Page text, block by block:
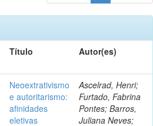
Título Autor(es)
Neoextrativismo
e autoritarismo:
afinidades
eletivas
Ascelrad, Henri;
Furtado, Fabrina
Pontes; Barros,
Juliana Neves;